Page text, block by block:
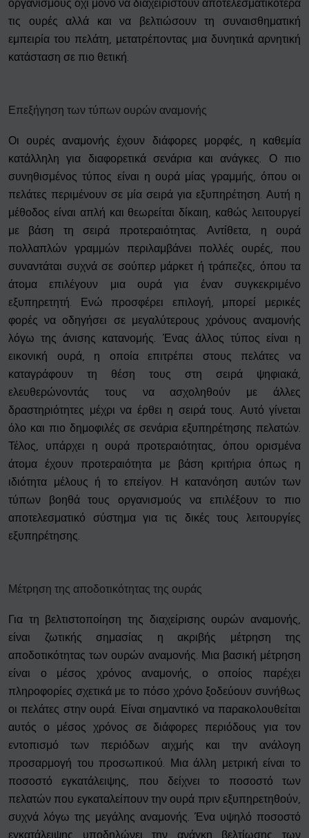
οργανισμούς όχι μόνο να διαχειριστούν αποτελεσματικότερα
τις ουρές αλλά και να βελτιώσουν τη συναισθηματική
εμπειρία του πελάτη, μετατρέποντας μια δυνητικά αρνητική
κατάσταση σε πιο θετική.
Επεξήγηση των τύπων ουρών αναμονής
Οι ουρές αναμονής έχουν διάφορες μορφές, η καθεμία
κατάλληλη για διαφορετικά σενάρια και ανάγκες. Ο πιο
συνηθισμένος τύπος είναι η ουρά μίας γραμμής, όπου οι
πελάτες περιμένουν σε μία σειρά για εξυπηρέτηση. Αυτή η
μέθοδος είναι απλή και θεωρείται δίκαιη, καθώς λειτουργεί
με βάση τη σειρά προτεραιότητας. Αντίθετα, η ουρά
πολλαπλών γραμμών περιλαμβάνει πολλές ουρές, που
συναντάται συχνά σε σούπερ μάρκετ ή τράπεζες, όπου τα
άτομα επιλέγουν μια ουρά για έναν συγκεκριμένο
εξυπηρετητή. Ενώ προσφέρει επιλογή, μπορεί μερικές
φορές να οδηγήσει σε μεγαλύτερους χρόνους αναμονής
λόγω της άνισης κατανομής. Ένας άλλος τύπος είναι η
εικονική ουρά, η οποία επιτρέπει στους πελάτες να
καταγράφουν τη θέση τους στη σειρά ψηφιακά,
ελευθερώνοντάς τους να ασχοληθούν με άλλες
δραστηριότητες μέχρι να έρθει η σειρά τους. Αυτό γίνεται
όλο και πιο δημοφιλές σε σενάρια εξυπηρέτησης πελατών.
Τέλος, υπάρχει η ουρά προτεραιότητας, όπου ορισμένα
άτομα έχουν προτεραιότητα με βάση κριτήρια όπως η
ιδιότητα μέλους ή το επείγον. Η κατανόηση αυτών των
τύπων βοηθά τους οργανισμούς να επιλέξουν το πιο
αποτελεσματικό σύστημα για τις δικές τους λειτουργίες
εξυπηρέτησης.
Μέτρηση της αποδοτικότητας της ουράς
Για τη βελτιστοποίηση της διαχείρισης ουρών αναμονής,
είναι ζωτικής σημασίας η ακριβής μέτρηση της
αποδοτικότητας των ουρών αναμονής. Μια βασική μέτρηση
είναι ο μέσος χρόνος αναμονής, ο οποίος παρέχει
πληροφορίες σχετικά με το πόσο χρόνο ξοδεύουν συνήθως
οι πελάτες στην ουρά. Είναι σημαντικό να παρακολουθείται
αυτός ο μέσος χρόνος σε διάφορες περιόδους για τον
εντοπισμό των περιόδων αιχμής και την ανάλογη
προσαρμογή του προσωπικού. Μια άλλη μετρική είναι το
ποσοστό εγκατάλειψης, που δείχνει το ποσοστό των
πελατών που εγκαταλείπουν την ουρά πριν εξυπηρετηθούν,
συχνά λόγω της μεγάλης αναμονής. Ένα υψηλό ποσοστό
εγκατάλειψης υποδηλώνει την ανάγκη βελτίωσης των